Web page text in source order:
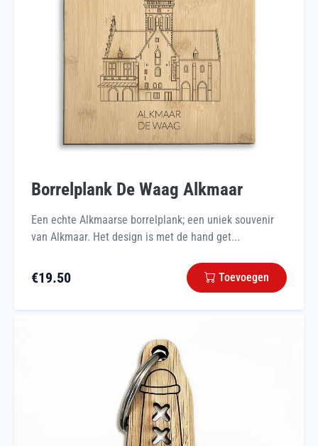
Borrelplank De Waag Alkmaar
Een echte Alkmaarse borrelplank; een uniek souvenir
van Alkmaar. Het design is met de hand get...
€19.50 Toevoegen